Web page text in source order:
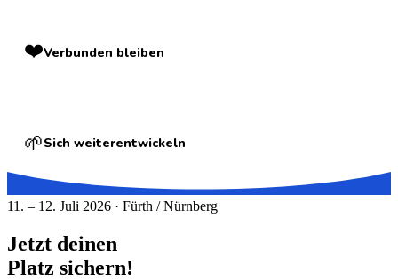
❤️Verbunden bleiben
🌱Sich weiterentwickeln
11. – 12. Juli 2026 · Fürth / Nürnberg
Jetzt deinen
Platz sichern!